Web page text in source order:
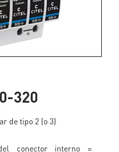
320
de tipo 2 (o 3)
conector interno =